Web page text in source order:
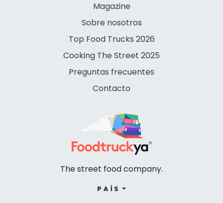
Magazine
Sobre nosotros
Top Food Trucks 2026
Cooking The Street 2025
Preguntas frecuentes
Contacto
The street food company.
PAÍS